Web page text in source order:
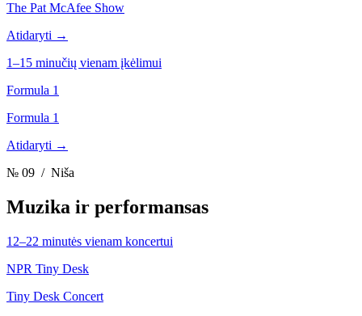
The Pat McAfee Show
Atidaryti →
1–15 minučių vienam įkėlimui
Formula 1
Formula 1
Atidaryti →
№ 09 / Niša
Muzika ir performansas
12–22 minutės vienam koncertui
NPR Tiny Desk
Tiny Desk Concert